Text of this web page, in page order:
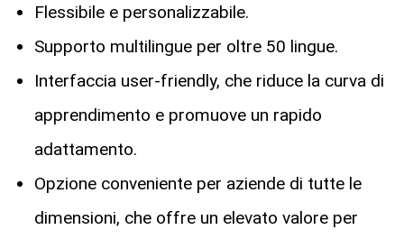
Flessibile e personalizzabile.
Supporto multilingue per oltre 50 lingue.
Interfaccia user-friendly, che riduce la curva di
apprendimento e promuove un rapido
adattamento.
Opzione conveniente per aziende di tutte le
dimensioni, che offre un elevato valore per